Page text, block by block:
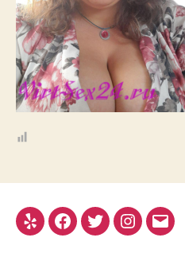
Yelp Facebook
TwitterInstagram
Email